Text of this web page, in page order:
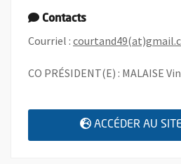
Contacts
Courriel :
CO PRÉSIDENT(E) : MALAISE
ACCÉDER AU